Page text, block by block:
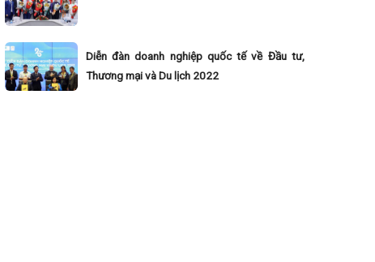
Diễn đàn doanh nghiệp quốc tế về Đầu tư,
Thương mại và Du lịch 2022